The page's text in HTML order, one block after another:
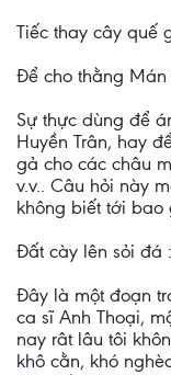
Tiếc thay cây quế
Để cho thằng
Sự thực dùng để
Huyền Trân, hay
gả cho các châu
v.v.. Câu hỏi này
không biết tới
Đất cày lên sỏi đá :
Đây là một đoạn
ca sĩ Anh Thoại,
nay rât lâu tôi
khô cằn, khó